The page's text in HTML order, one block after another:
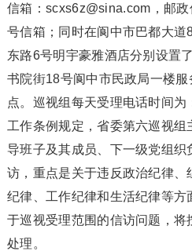
信箱：scxs6z@sina.com，邮
号信箱；同时在阆中市巴都大
东路6号明宇豪雅酒店分别设置
书院街18号阆中市民政局一楼
点。巡视组每天受理电话时间
工作条例规定，省委第六巡视
导班子及其成员、下一级党组
访，重点是关于违反政治纪律
纪律、工作纪律和生活纪律等
于巡视受理范围的信访问题，将
处理。